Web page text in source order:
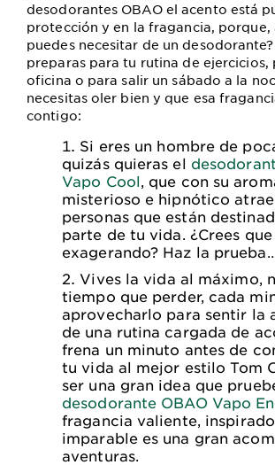
desodorantes OBAO el acento está
protección y en la fragancia, porque,
puedes necesitar de un
preparas para tu rutina de ejercicios,
oficina o para salir un sábado a la
necesitas oler bien y que esa
contigo:
Si eres un hombre de
quizás quieras el
Vapo Cool, que con su
misterioso e hipnótico
personas que están
parte de tu vida. ¿Crees
exagerando? Haz la
Vives la vida al máximo,
tiempo que perder, cada
aprovecharlo para sentir la
de una rutina cargada de
frena un minuto antes de
tu vida al mejor estilo Tom
ser una gran idea que
desodorante OBAO Vapo
fragancia valiente,
imparable es una gran
aventuras.